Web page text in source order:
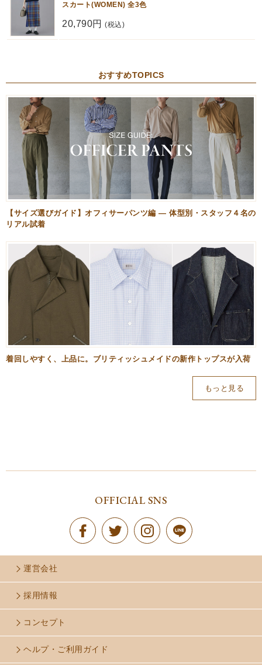
スカート(WOMEN) 全3色
20,790円 (税込)
おすすめTOPICS
【サイズ選びガイド】オフィサーパンツ編 — 体型別・スタッフ４名の
リアル試着
着回しやすく、上品に。ブリティッシュメイドの新作トップスが入荷
もっと見る
OFFICIAL SNS
運営会社
採用情報
コンセプト
ヘルプ・ご利用ガイド